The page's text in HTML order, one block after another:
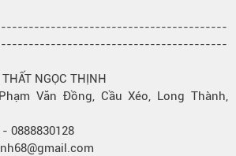
NGỌC THỊNH
Văn Đồng, Cầu Xéo, Long Thành,
0888830128